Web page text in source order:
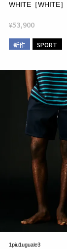
WHITE［WHITE］
¥53,900
新作 SPORT
1piu1uguale3